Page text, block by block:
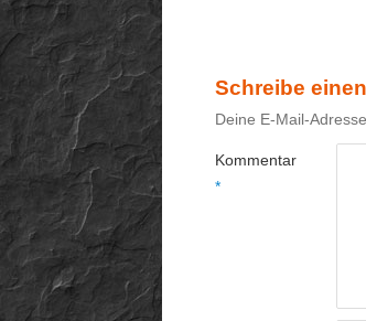
Schreibe
Deine E-Mail-
Kommentar
*